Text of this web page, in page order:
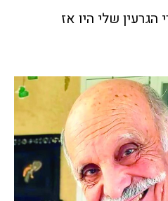
שלי היו אז